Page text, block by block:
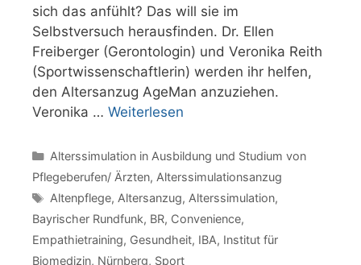
sich das anfühlt? Das will sie im
Selbstversuch herausfinden. Dr. Ellen
Freiberger (Gerontologin) und Veronika Reith
(Sportwissenschaftlerin) werden ihr helfen,
den Altersanzug AgeMan anzuziehen.
Veronika … Weiterlesen
Kategorien
Alterssimulation in Ausbildung und Studium von
Pflegeberufen/ Ärzten, Alterssimulationsanzug
Schlagwörter
Altenpflege, Altersanzug, Alterssimulation,
Bayrischer Rundfunk, BR, Convenience,
Empathietraining, Gesundheit, IBA, Institut für
Biomedizin, Nürnberg, Sport